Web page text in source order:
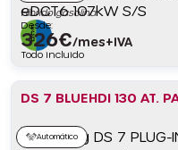
Híbrido gasolina
Desde:
326€/mes+IVA
Todo incluido
DS 7 BLUEHDI 130 AT.
Automático